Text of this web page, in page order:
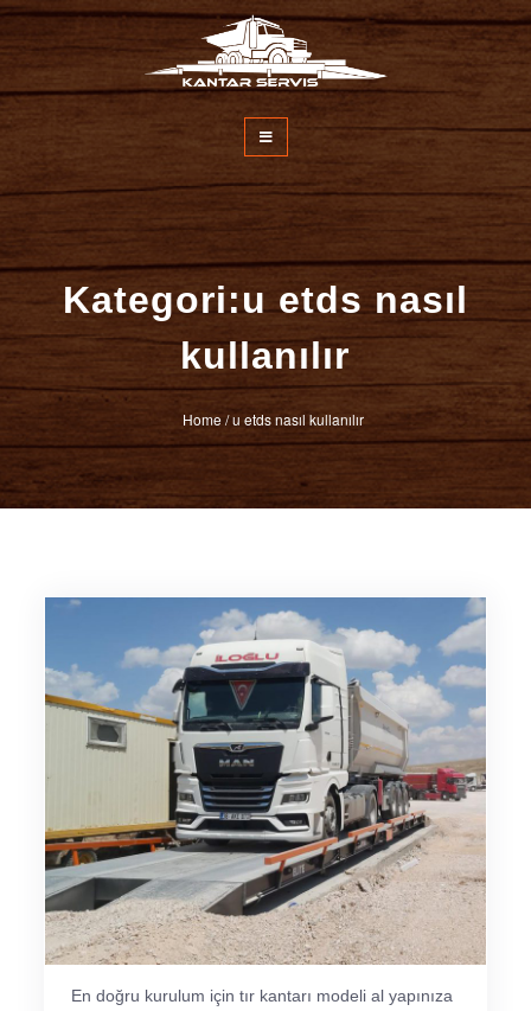
İçeriğe
Kantar Servisi
Kategori:u etds nasıl
kullanılır
Home/u etds nasıl kullanılır
En doğru kurulum için tır kantarı modeli al yapınıza